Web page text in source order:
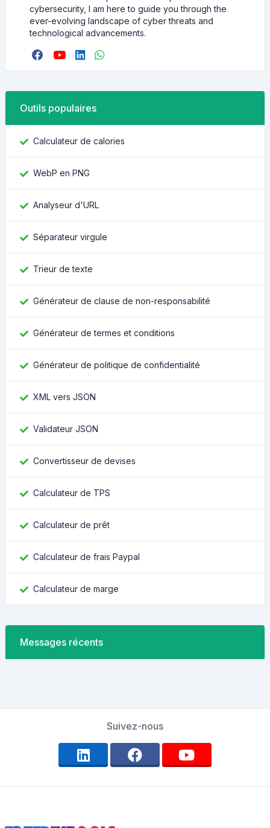
cybersecurity, I am here to guide you through the
ever-evolving landscape of cyber threats and
technological advancements.
Outils populaires
Calculateur de calories
WebP en PNG
Analyseur d'URL
Séparateur virgule
Trieur de texte
Générateur de clause de non-responsabilité
Générateur de termes et conditions
Générateur de politique de confidentialité
XML vers JSON
Validateur JSON
Convertisseur de devises
Calculateur de TPS
Calculateur de prêt
Calculateur de frais Paypal
Calculateur de marge
Messages récents
Suivez-nous